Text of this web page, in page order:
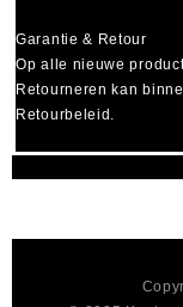
Garantie & Retour
Op alle nieuwe
Retourneren kan
Retourbeleid.